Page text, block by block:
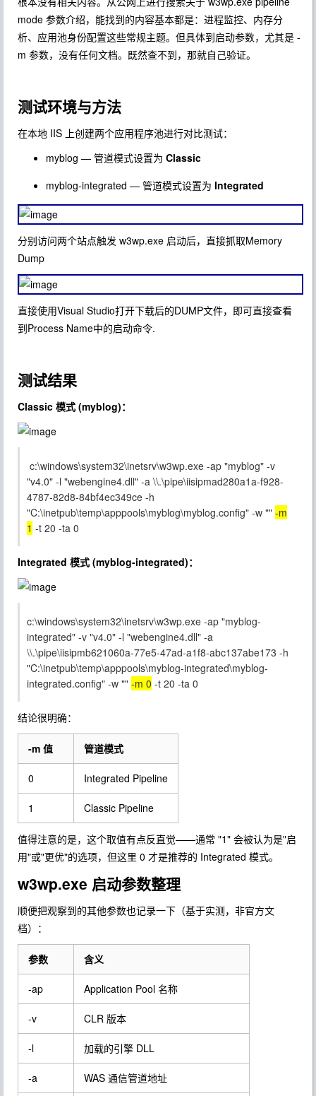
mode 参数介绍，能找到的内容基本都是：进程监控、内存分
析、应用池身份配置这些常规主题。但具体到启动参数，尤其是 -
m 参数，没有任何文档。既然查不到，那就自己验证。
测试环境与方法
在本地 IIS 上创建两个应用程序池进行对比测试：
myblog — 管道模式设置为 Classic
myblog-integrated — 管道模式设置为 Integrated
分别访问两个站点触发 w3wp.exe 启动后，直接抓取Memory
Dump
直接使用Visual Studio打开下载后的DUMP文件，即可直接查看
到Process Name中的启动命令.
测试结果
Classic 模式 (myblog)：
c:\windows\system32\inetsrv\w3wp.exe -ap "myblog" -v
"v4.0" -l "webengine4.dll" -a \\.\pipe\iisipmad280a1a-f928-
4787-82d8-84bf4ec349ce -h
"C:\inetpub\temp\apppools\myblog\myblog.config" -w "" -m
1 -t 20 -ta 0
Integrated 模式 (myblog-integrated)：
c:\windows\system32\inetsrv\w3wp.exe -ap "myblog-
integrated" -v "v4.0" -l "webengine4.dll" -a
\\.\pipe\iisipmb621060a-77e5-47ad-a1f8-abc137abe173 -h
"C:\inetpub\temp\apppools\myblog-integrated\myblog-
integrated.config" -w "" -m 0 -t 20 -ta 0
结论很明确：
-m 值 管道模式
0 Integrated Pipeline
1 Classic Pipeline
值得注意的是，这个取值有点反直觉——通常 "1" 会被认为是"启
用"或"更优"的选项，但这里 0 才是推荐的 Integrated 模式。
w3wp.exe 启动参数整理
顺便把观察到的其他参数也记录一下（基于实测，非官方文
档）：
参数 含义
-ap Application Pool 名称
-v CLR 版本
-l 加载的引擎 DLL
-a WAS 通信管道地址